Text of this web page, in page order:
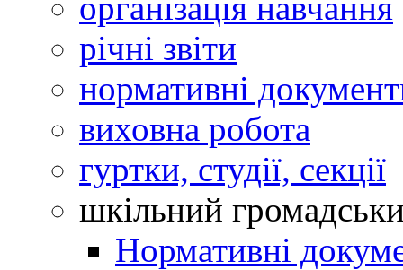
річні звіти
нормативні
виховна робота
гуртки, студії, секції
шкільний
Нормативні